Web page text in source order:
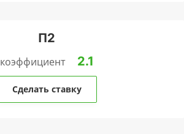
П2
коэффициент 2.1
Сделать ставку